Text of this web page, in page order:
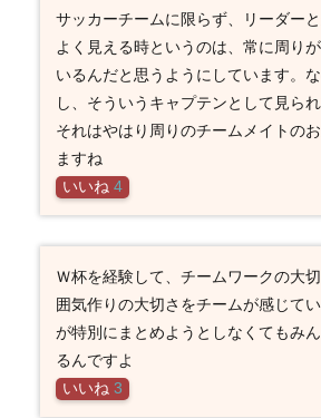
サッカーチームに限らず、リーダー
よく見える時というのは、常に周り
いるんだと思うようにしています。
し、そういうキャプテンとして見られ
それはやはり周りのチームメイトの
ますね
いいね 4
Ｗ杯を経験して、チームワークの大
囲気作りの大切さをチームが感じて
が特別にまとめようとしなくてもみ
るんですよ
いいね 3